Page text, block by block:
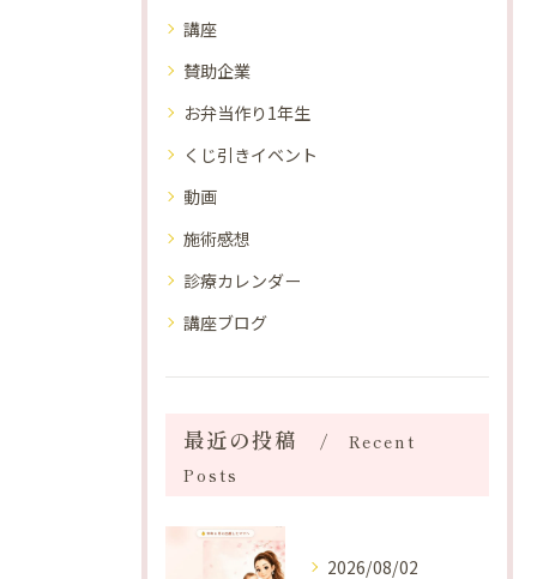
講座
賛助企業
お弁当作り1年生
くじ引きイベント
動画
施術感想
診療カレンダー
講座ブログ
最近の投稿
Recent
Posts
2026/08/02